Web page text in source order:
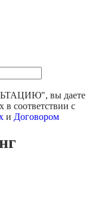
", вы даете
в соответствии с
и Договором